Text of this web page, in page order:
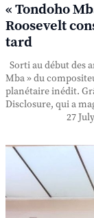
« Tondoho
Roosevelt
tard
Sorti au début des
Mba » du
planétaire inédit.
Disclosure, qui a
27